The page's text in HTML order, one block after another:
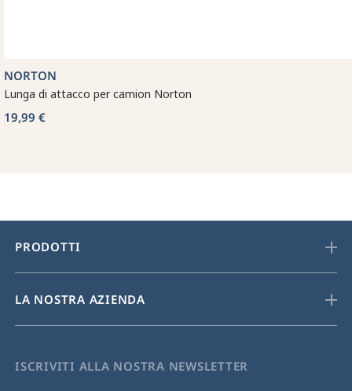
NORTON
Lunga di attacco per camion Norton
19,99 €
PRODOTTI
LA NOSTRA AZIENDA
ISCRIVITI ALLA NOSTRA NEWSLETTER